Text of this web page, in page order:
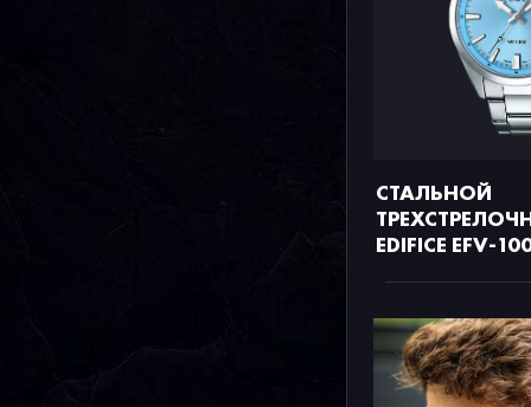
СТАЛЬНОЙ
EDIFICE EFV-